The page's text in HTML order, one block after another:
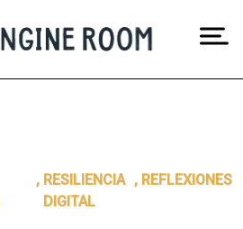
, RESILIENCIA
DIGITAL
, REFLEXIONES